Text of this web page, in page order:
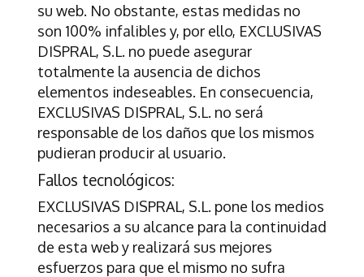
su web. No obstante, estas medidas no
son 100% infalibles y, por ello, EXCLUSIVAS
DISPRAL, S.L. no puede asegurar
totalmente la ausencia de dichos
elementos indeseables. En consecuencia,
EXCLUSIVAS DISPRAL, S.L. no será
responsable de los daños que los mismos
pudieran producir al usuario.
Fallos tecnológicos:
EXCLUSIVAS DISPRAL, S.L. pone los medios
necesarios a su alcance para la continuidad
de esta web y realizará sus mejores
esfuerzos para que el mismo no sufra